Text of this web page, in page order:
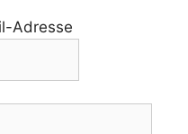
Adresse